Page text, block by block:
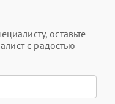
оставьте
с радостью